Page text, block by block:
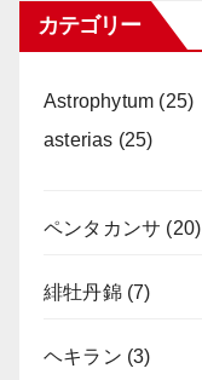
カテゴリー
Astrophytum (25)
asterias (25)
ペンタカンサ (20)
緋牡丹錦(7)
ヘキラン (3)